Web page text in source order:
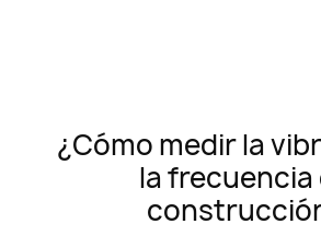
¿Cómo medir la
la frecuencia